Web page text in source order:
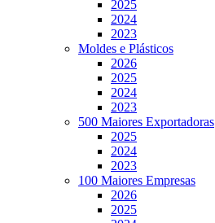
2025
2024
2023
Moldes e Plásticos
2026
2025
2024
2023
500 Maiores Exportadoras
2025
2024
2023
100 Maiores Empresas
2026
2025